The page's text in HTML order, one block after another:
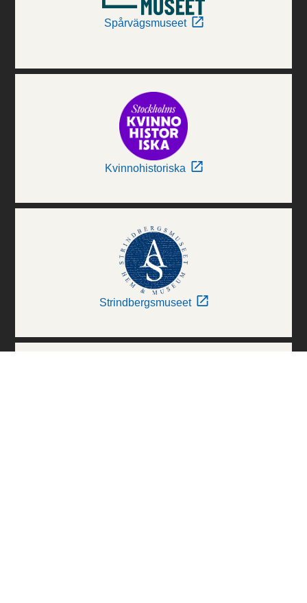
Spårvägsmuseet
Kvinnohistoriska
Strindbergsmuseet